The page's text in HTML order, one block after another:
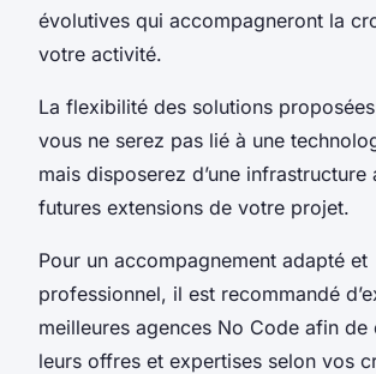
évolutives qui accompagneront la
votre activité.
La flexibilité des solutions
vous ne serez pas lié à une
mais disposerez d’une infrastructure
futures extensions de votre projet.
Pour un accompagnement adapté et
professionnel, il est recommandé
meilleures agences No Code afin de
leurs offres et expertises selon vos